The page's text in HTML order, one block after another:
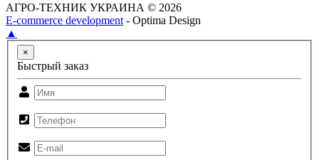
АГРО-ТЕХНИК УКРАИНА © 2026
E-commerce development - Optima Design
▲
×
Быстрый заказ